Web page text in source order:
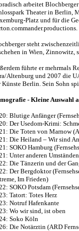
arbeitet
Theater in Berlin,
Platz und für die
steht
in Wien, Zinnowitz,
führte er mehrmals
Altenburg und 2007 die
Künste Berlin. Sein Sohn
- Kleine Auswahl
Blutige Anfänger
Der Usedom-Krimi:
Die Toten von Marnow
Die Heiland – Wir sind
SOKO Hamburg
Unter anderen
Die Tänzerin und der
Der Bergdoktor
Im Frieden)
SOKO Potsdam
Tatort: Totes Herz
Notruf Hafenkante
Wo wir sind, ist oben
Soko Köln
Die Notärztin (ARD